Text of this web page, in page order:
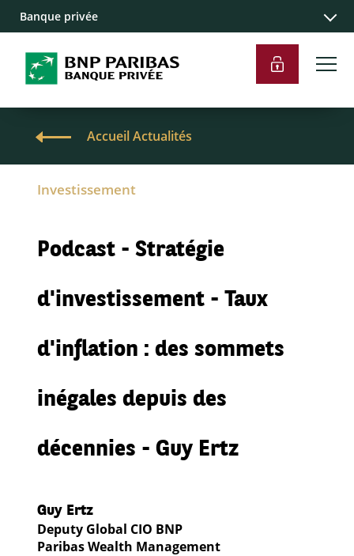
Banque privée
Accueil Actualités
Investissement
Podcast - Stratégie
d'investissement - Taux
d'inflation : des sommets
inégales depuis des
décennies - Guy Ertz
Guy Ertz
Deputy Global CIO BNP
Paribas Wealth Management